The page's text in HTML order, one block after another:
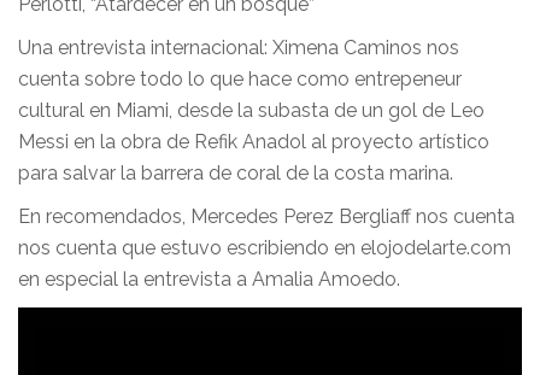
Una entrevista internacional: Ximena Caminos nos
cuenta sobre todo lo que hace como entrepeneur
cultural en Miami, desde la subasta de un gol de Leo
Messi en la obra de Refik Anadol al proyecto artístico
para salvar la barrera de coral de la costa marina.
En recomendados, Mercedes Perez Bergliaff nos cuenta
nos cuenta que estuvo escribiendo en elojodelarte.com
en especial la entrevista a Amalia Amoedo.